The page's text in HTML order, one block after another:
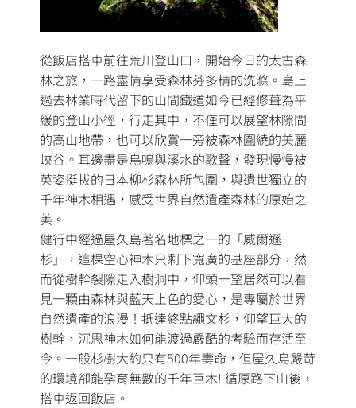
從飯店搭車前往荒川登山口，開始今日的太古森
林之旅，一路盡情享受森林芬多精的洗滌。島上
過去林業時代留下的山間鐵道如今已經修葺為平
緩的登山小徑，行走其中，不僅可以展望林隙間
的高山地帶，也可以欣賞一旁被森林圍繞的美麗
峽谷。耳邊盡是鳥鳴與溪水的歌聲，發現慢慢被
英姿挺拔的日本柳杉森林所包圍，與遺世獨立的
千年神木相遇，感受世界自然遺產森林的原始之
美。
健行中經過屋久島著名地標之一的「威爾遜
杉」，這棵空心神木只剩下寬廣的基座部分，然
而從樹幹裂隙走入樹洞中，仰頭一望居然可以看
見一顆由森林與藍天上色的愛心，是專屬於世界
自然遺產的浪漫！抵達終點繩文杉，仰望巨大的
樹幹，沉思神木如何能渡過嚴酷的考驗而存活至
今。一般杉樹大約只有500年壽命，但屋久島嚴苛
的環境卻能孕育無數的千年巨木! 循原路下山後，
搭車返回飯店。